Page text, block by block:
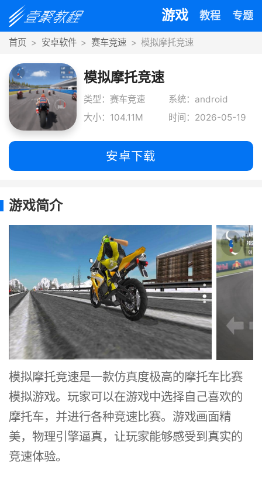
游戏 教程 专题
首页 安卓软件 赛车竞速 模拟摩托竞速
模拟摩托竞速
类型：赛车竞速
系统：android
大小：104.11M
时间：2026-05-19
安卓下载
游戏简介
模拟摩托竞速是一款仿真度极高的摩托车比赛
模拟游戏。玩家可以在游戏中选择自己喜欢的
摩托车，并进行各种竞速比赛。游戏画面精
美，物理引擎逼真，让玩家能够感受到真实的
竞速体验。